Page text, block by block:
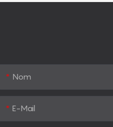
Nom
E-Mail